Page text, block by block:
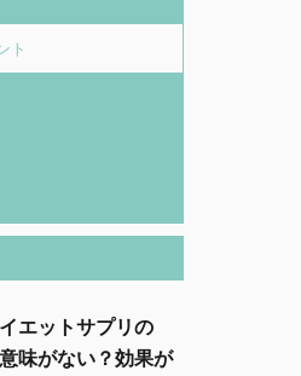
ト
イエットサプリの
味がない？効果が